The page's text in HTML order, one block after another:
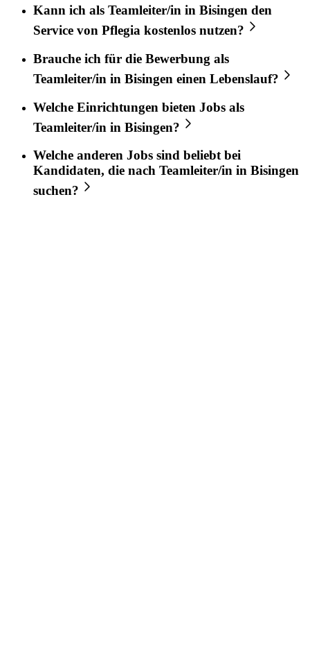
Kann ich als Teamleiter/in in Bisingen den
Service von Pflegia kostenlos nutzen?
Brauche ich für die Bewerbung als
Teamleiter/in in Bisingen einen Lebenslauf?
Welche Einrichtungen bieten Jobs als
Teamleiter/in in Bisingen?
Welche anderen Jobs sind beliebt bei
Kandidaten, die nach Teamleiter/in in Bisingen
suchen?